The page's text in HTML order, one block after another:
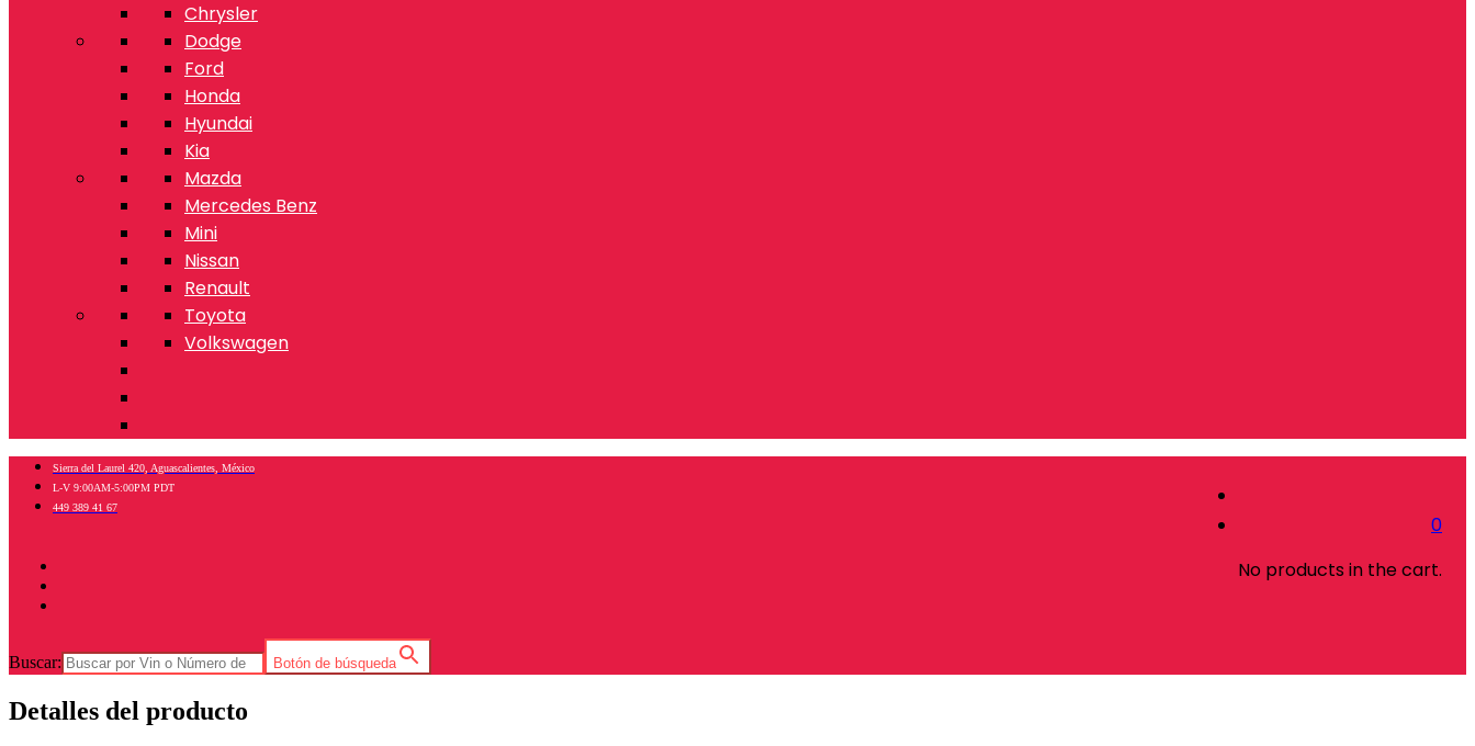
Chrysler
Dodge
Ford
Honda
Hyundai
Kia
Mazda
Mercedes Benz
Mini
Nissan
Renault
Toyota
Volkswagen
0
No products in the cart.
Sierra del Laurel 420, Aguascalientes, México
L-V 9:00AM-5:00PM PDT
449 389 41 67
Buscar: Botón de búsqueda
Detalles del producto